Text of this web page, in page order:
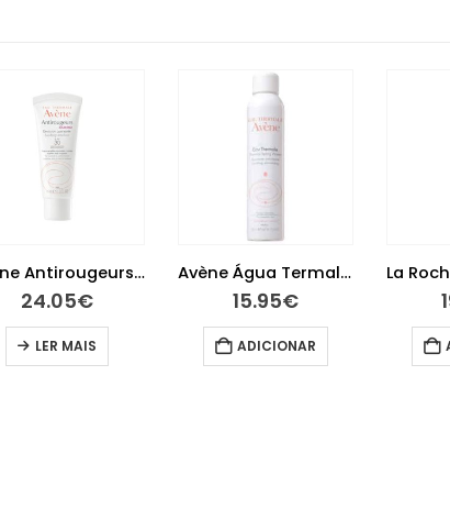
15.95
ADICIONAR
19.85
ADICIONAR